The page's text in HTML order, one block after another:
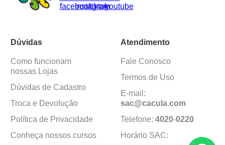
Dúvidas
Como funcionam
nossas Lojas
Dúvidas de Cadastro
Troca e Devolução
Política de Privacidade
Conheça nossos cursos
Atendimento
Fale Conosco
Termos de Uso
E-mail:
sac@cacula.com
Telefone: 4020-0220
Horário SAC: